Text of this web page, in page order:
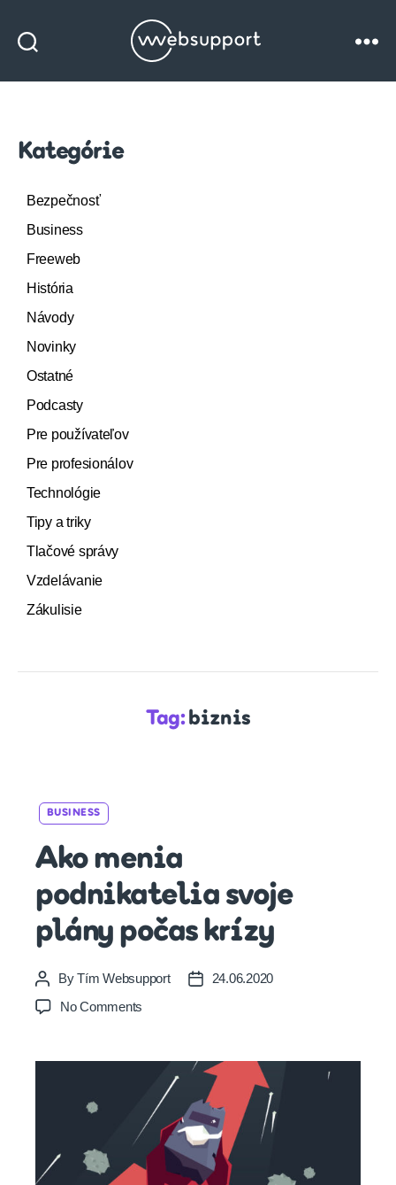
Websupport
Kategórie
Bezpečnosť
Business
Freeweb
História
Návody
Novinky
Ostatné
Podcasty
Pre používateľov
Pre profesionálov
Technológie
Tipy a triky
Tlačové správy
Vzdelávanie
Zákulisie
Tag: biznis
BUSINESS
Ako menia
podnikatelia svoje
plány počas krízy
Post
author
ByTím Websupport
Post24.06.2020
No Comments
podnikatelia
svoje
plány
počas
krízy